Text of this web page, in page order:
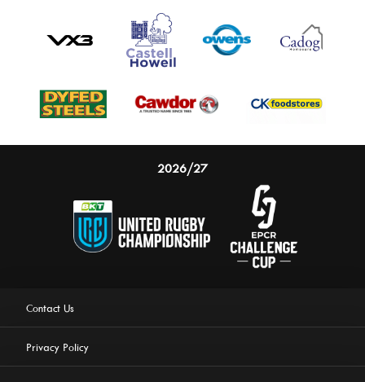
2026/27
Contact Us
Privacy Policy